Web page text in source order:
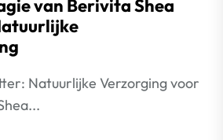
van Berivita Shea
Natuurlijke Verzorging voor